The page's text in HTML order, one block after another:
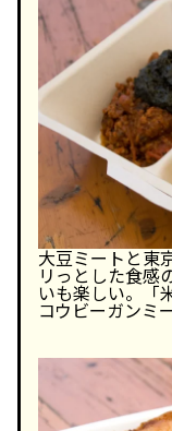
大豆ミートと東
リっとした食感
いも楽しい。「
コウビーガンミ